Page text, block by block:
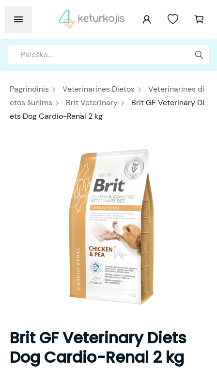
Pagrindinis Veterinarinės Dietos
Veterinarinės di
etos šunims
Brit Veterinary
Brit GF Veterinary Di
ets Dog Cardio-Renal 2 kg
Brit GF Veterinary Diets
Dog Cardio-Renal 2 kg